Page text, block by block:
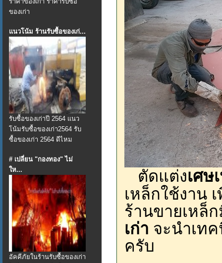
ของเก่า
แนวโน้ม ร้านรับซื้อของเก่...
รับซื้อของเก่าปี 2564 แนว
โน้มรับซื้อของเก่า2564 รับ
ซื้อของเก่า 2564 ดีไหม
# เปลี่ยน "กองทอง" ไม่
ให...
อัคคีภัยในร้านรับซื้อของเก่า
ตัดแต่งเศษ
เหล็กใช้งาน
ร้านขายเหล็
เก่า จะนำเท
ครับ